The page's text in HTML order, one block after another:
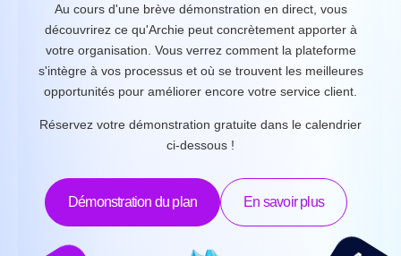
Au cours d'une brève démonstration en direct, vous
découvrirez ce qu'Archie peut concrètement apporter à
votre organisation. Vous verrez comment la plateforme
s'intègre à vos processus et où se trouvent les meilleures
opportunités pour améliorer encore votre service client.
Réservez votre démonstration gratuite dans le calendrier
ci-dessous !
Démonstration du plan En savoir plus